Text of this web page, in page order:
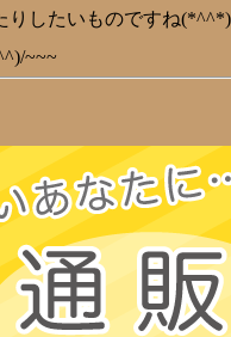
りしたいものですね(*^^*)
~~~